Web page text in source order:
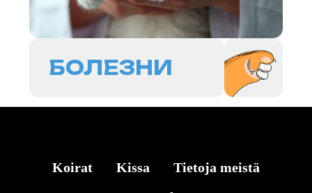
Koirat Kissa
Tietoja meistä